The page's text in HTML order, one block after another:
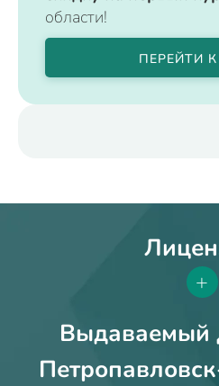
области!
ПЕРЕЙТИ
+
Выдаваемый